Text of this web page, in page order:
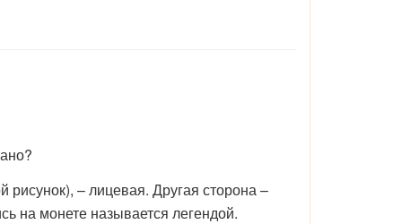
рисунок), – лицевая. Другая сторона –
на монете называется легендой.